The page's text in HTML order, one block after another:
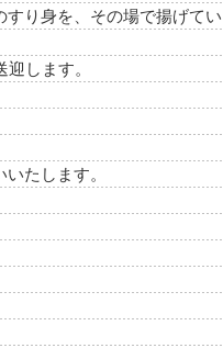
り身を、その場で揚げてい
します。
たします。